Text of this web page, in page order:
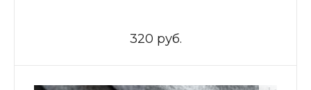
320 руб.